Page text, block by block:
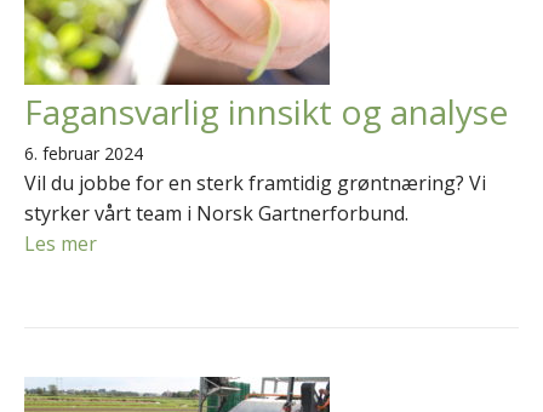
Fagansvarlig innsikt og analyse
6. februar 2024
Vil du jobbe for en sterk framtidig grøntnæring? Vi
styrker vårt team i Norsk Gartnerforbund.
Les mer